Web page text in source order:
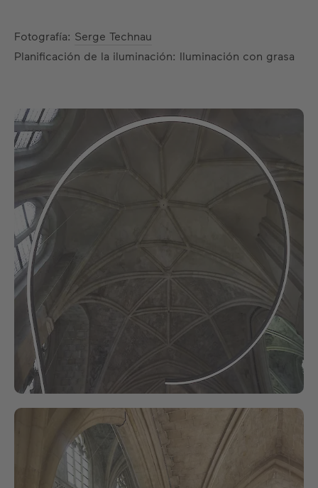
Fotografía: Serge Technau
Planificación de la iluminación: Iluminación con grasa